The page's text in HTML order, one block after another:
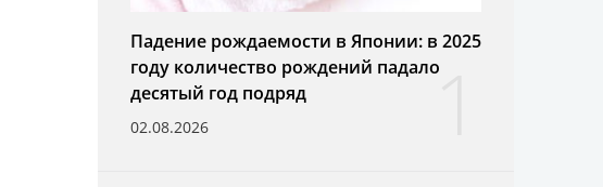
1
Падение рождаемости в Японии: в 2025
году количество рождений падало
десятый год подряд
02.08.2026